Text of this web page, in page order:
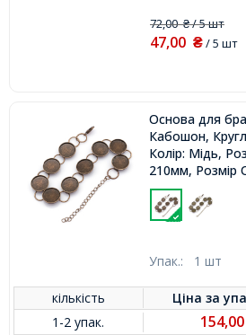
72,00₴/ 5 шт
47,00 ₴/ 5 шт
Основа для
Кабошон,
Колір: Мідь,
210мм, Розмір
14мм,
Упак.: 1 шт
кількість Ціна за
1-2 упак.
154,00